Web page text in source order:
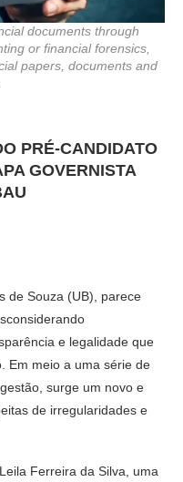
documents through
or financial forensics,
papers, documents and
PRÉ-CANDIDATO
GOVERNISTA
de Souza (UB), parece
e legalidade que
Em meio a uma série de
surge um novo e
de irregularidades e
Ferreira da Silva, uma